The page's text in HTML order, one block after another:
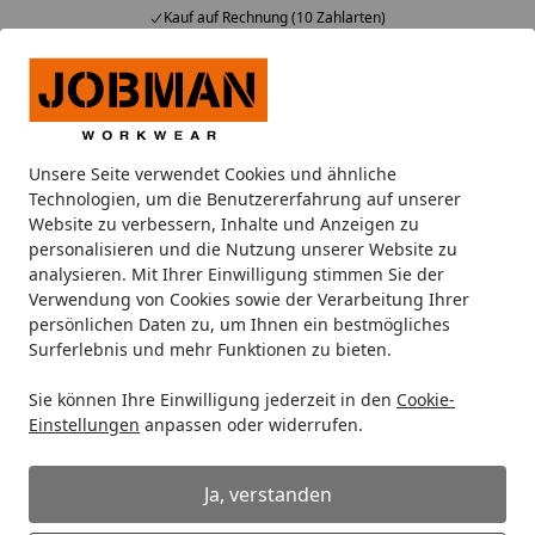
Unsere Seite verwendet Cookies und ähnliche
Technologien, um die Benutzererfahrung auf unserer
Website zu verbessern, Inhalte und Anzeigen zu
personalisieren und die Nutzung unserer Website zu
analysieren. Mit Ihrer Einwilligung stimmen Sie der
Verwendung von Cookies sowie der Verarbeitung Ihrer
persönlichen Daten zu, um Ihnen ein bestmögliches
Surferlebnis und mehr Funktionen zu bieten.
Sie können Ihre Einwilligung jederzeit in den Cookie-
Einstellungen anpassen oder widerrufen.
Ja, verstanden
Kauf auf Rechnung (10 Zahlarten)
Alle Produkte
Mein Konto
Suchen
Startseite
Jacken Arbeitsjacken Jobman Gefütterte Shell Jacke Hi-
Jobman Gefütterte Shell Jacke Hi-Vis
1383